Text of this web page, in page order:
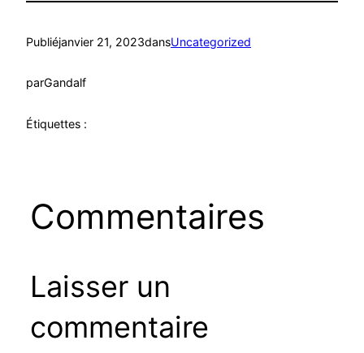
Publiéjanvier 21, 2023dansUncategorized
parGandalf
Étiquettes :
Commentaires
Laisser un
commentaire